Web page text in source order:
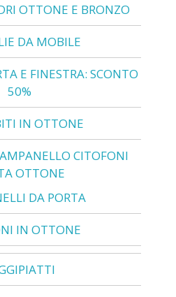
OTTONE E BRONZO
DA MOBILE
E FINESTRA: SCONTO
50%
IN OTTONE
CITOFONI
OTTONE
DA PORTA
IN OTTONE